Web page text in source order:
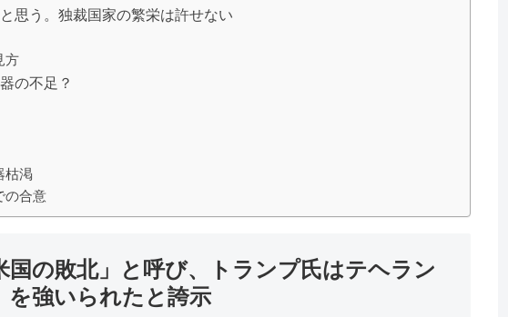
思う。独裁国家の繁栄は許せない
方
の不足？
枯渇
の合意
国の敗北」と呼び、トランプ氏はテヘラン
を強いられたと誇示